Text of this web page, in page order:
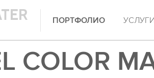
ПОРТФОЛИО
COLOR